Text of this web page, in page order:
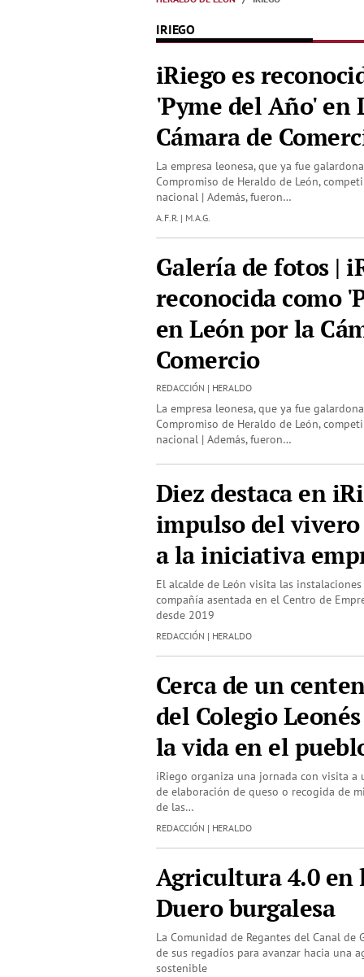
IRIEGO
iRiego es
'Pyme del Año' en
Cámara de
La empresa leonesa, que ya fue
Compromiso de Heraldo de León,
nacional | Además, fueron…
A.F.R. | M.A.G.
Galería de fotos |
reconocida como
en León por la
Comercio
REDACCIÓN | HERALDO
La empresa leonesa, que ya fue
Compromiso de Heraldo de León,
nacional | Además, fueron…
Diez destaca en
impulso del vivero
a la iniciativa
El alcalde de León visita las
compañía asentada en el Centro de
desde 2019
REDACCIÓN | HERALDO
Cerca de un
del Colegio
la vida en el
iRiego organiza una jornada con visita a
de elaboración de queso o recogida de
de las…
REDACCIÓN | HERALDO
Agricultura 4.0 en
Duero burgalesa
La Comunidad de Regantes del Canal
de sus regadíos para avanzar hacia una
sostenible